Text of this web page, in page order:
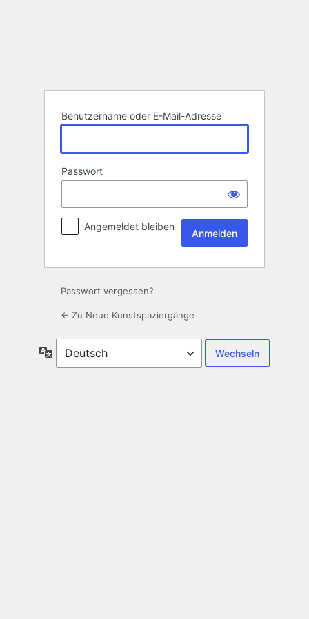
Benutzername oder E-Mail-Adresse
Passwort
Angemeldet bleiben
Passwort vergessen?
← Zu Neue Kunstspaziergänge
Sprache